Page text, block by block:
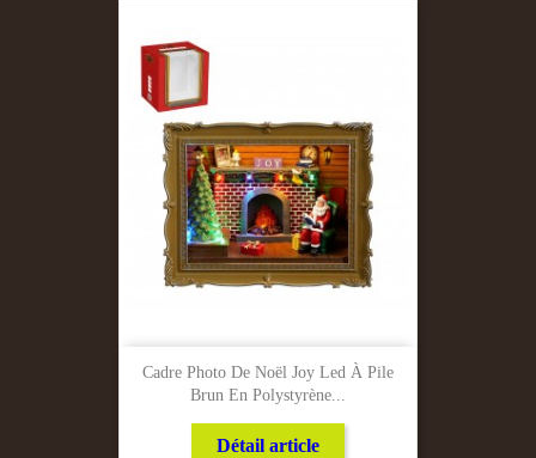
Cadre Photo De Noël Joy Led À Pile
Brun En Polystyrène...
Détail article